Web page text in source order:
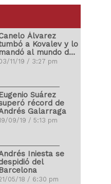
Álvarez
a Kovalev y lo
al mundo de
sueños
11/19 / 3:27 pm
Suárez
récord de
Galarraga
09/19 / 5:13 pm
Iniesta se
del
05/18 / 6:30 pm